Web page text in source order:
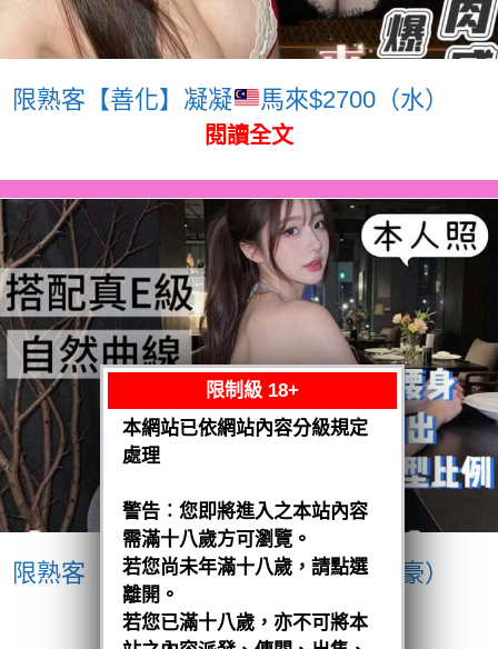
限熟客【善化】凝凝 馬來$2700（水）
閱讀全文
限熟客【南區】愛紗 越南$3200（豪）
閱讀全文
限制級 18+
本網站已依網站內容分級規定
處理
警告︰您即將進入之本站內容
需滿十八歲方可瀏覽。
若您尚未年滿十八歲，請點選
離開。
若您已滿十八歲，亦不可將本